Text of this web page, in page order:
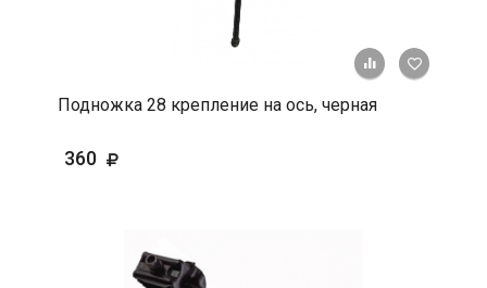
+ К
Подножка 28 крепление на ось, черная
360